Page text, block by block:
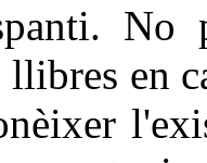
en